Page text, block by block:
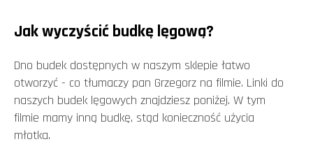
Jak wyczyścić budkę lęgową?
Dno budek dostępnych w naszym sklepie łatwo
otworzyć - co tłumaczy pan Grzegorz na filmie. Linki do
naszych budek lęgowych znajdziesz poniżej. W tym
filmie mamy inną budkę, stąd konieczność użycia
młotka.